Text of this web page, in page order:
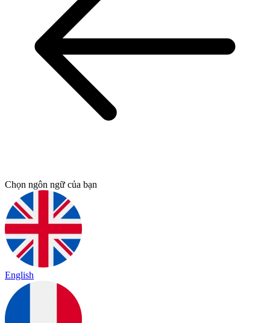
Chọn ngôn ngữ của bạn
English